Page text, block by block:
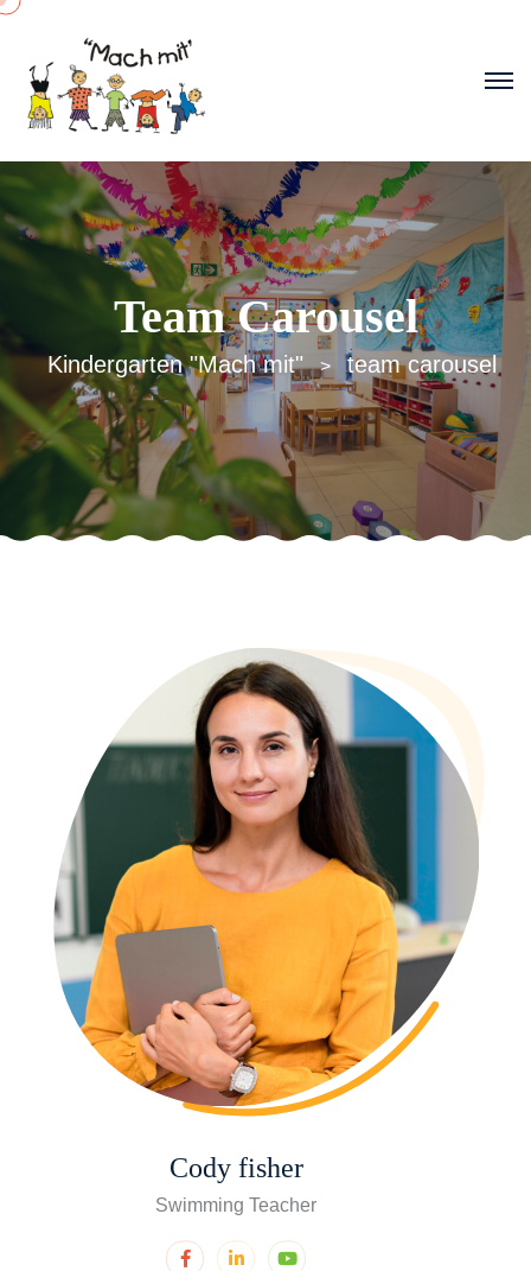
Team Carousel
Kindergarten "Mach mit" > team carousel
Cody fisher
Swimming Teacher